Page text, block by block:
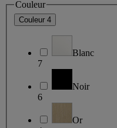
Couleur
Couleur 4
Blanc
7
Noir
6
Or